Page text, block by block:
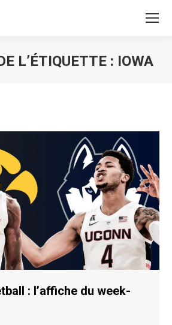
L’ÉTIQUETTE : IOWA
: l’affiche du week-